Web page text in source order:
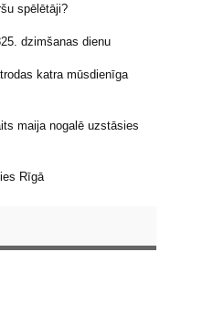
spēlētāji?
dzimšanas dienu
katra mūsdienīga
maija nogalē uzstāsies
Rīgā